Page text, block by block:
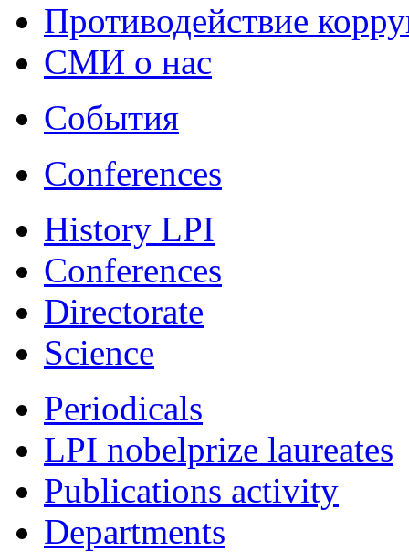
Противодействие
СМИ о нас
События
Conferences
History LPI
Conferences
Directorate
Science
Periodicals
LPI nobelprize laureates
Publications activity
Departments